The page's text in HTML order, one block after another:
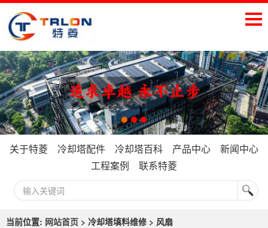
关于特菱 冷却塔配件 冷却塔百科 产品中心
新闻中心
工程案例
联系特菱
当前位置: 网站首页 > 冷却塔填料维修 > 风扇